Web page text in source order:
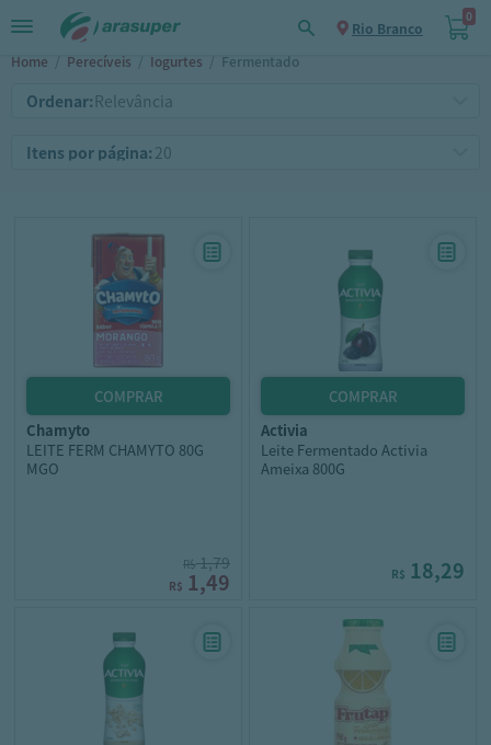
Rio Branco
0
Home / Perecíveis / Iogurtes / Fermentado
Ordenar:
Itens por página:
chamyto
LEITE FERM CHAMYTO 80G
MGO
R$1,79
R$ 1,49
activia
Leite Fermentado Activia
Ameixa 800G
R$ 18,29